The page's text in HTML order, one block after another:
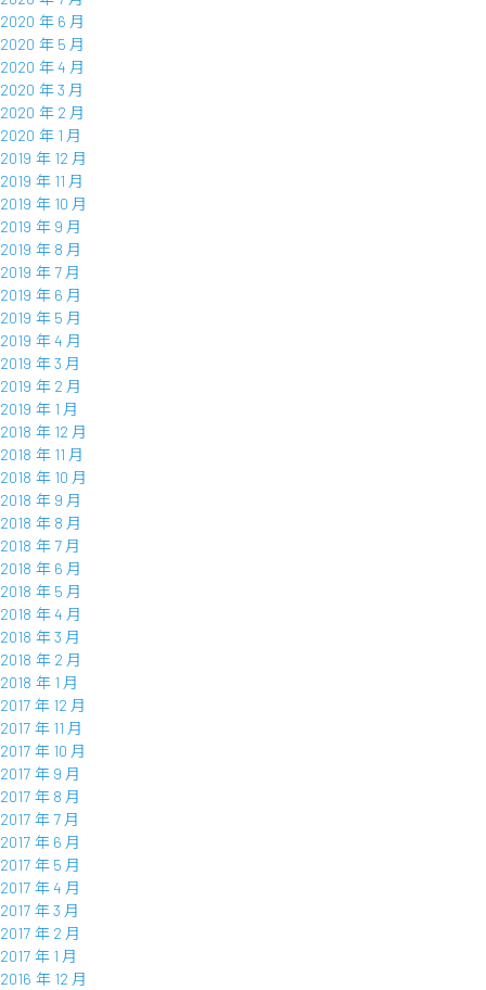
2020 年 6 月
2020 年 5 月
2020 年 4 月
2020 年 3 月
2020 年 2 月
2020 年 1 月
2019 年 12 月
2019 年 11 月
2019 年 10 月
2019 年 9 月
2019 年 8 月
2019 年 7 月
2019 年 6 月
2019 年 5 月
2019 年 4 月
2019 年 3 月
2019 年 2 月
2019 年 1 月
2018 年 12 月
2018 年 11 月
2018 年 10 月
2018 年 9 月
2018 年 8 月
2018 年 7 月
2018 年 6 月
2018 年 5 月
2018 年 4 月
2018 年 3 月
2018 年 2 月
2018 年 1 月
2017 年 12 月
2017 年 11 月
2017 年 10 月
2017 年 9 月
2017 年 8 月
2017 年 7 月
2017 年 6 月
2017 年 5 月
2017 年 4 月
2017 年 3 月
2017 年 2 月
2017 年 1 月
2016 年 12 月